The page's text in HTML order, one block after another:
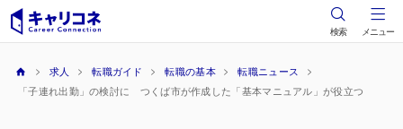
検索 メニュー
求人 転職ガイド 転職の基本
転職ニュース
「子連れ出勤」の検討に つくば市が作成した「基本マニュアル」が役立つ